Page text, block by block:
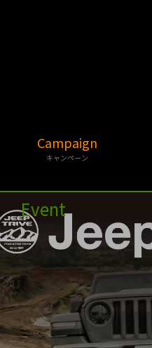
Campaign
キャンペーン
Event